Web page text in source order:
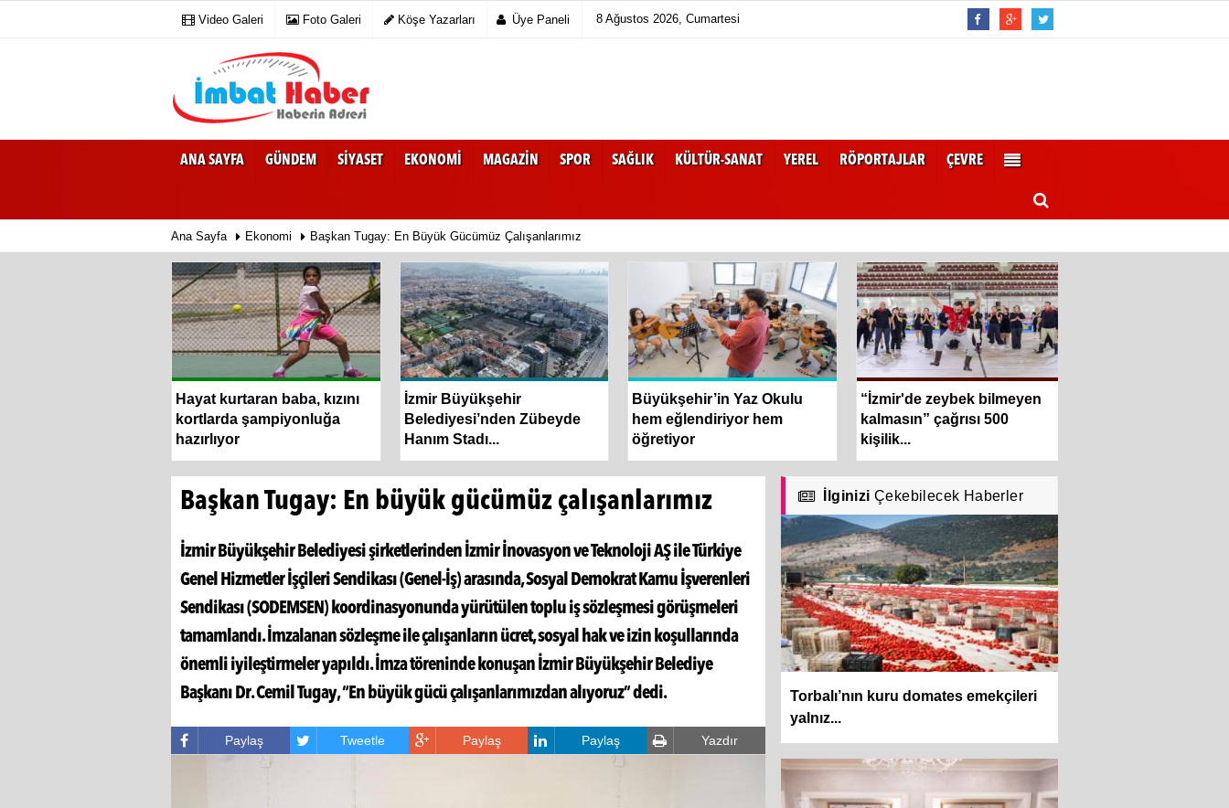
Video Galeri Foto Galeri Köşe Yazarları Üye Paneli 8 Ağustos 2026, Cumartesi
ANA SAYFA GÜNDEM SIYASET EKONOMI MAGAZIN SPOR SAĞLIK KÜLTÜR-SANAT YEREL RÖPORTAJLAR ÇEVRE
Ana Sayfa Ekonomi Başkan Tugay: En Büyük Gücümüz Çalışanlarımız
Hayat kurtaran baba, kızını
kortlarda şampiyonluğa
hazırlıyor
İzmir Büyükşehir
Belediyesi’nden Zübeyde
Hanım Stadı...
Büyükşehir’in Yaz Okulu
hem eğlendiriyor hem
öğretiyor
“İzmir'de zeybek bilmeyen
kalmasın” çağrısı 500
kişilik...
Başkan Tugay: En büyük gücümüz çalışanlarımız
İzmir Büyükşehir Belediyesi şirketlerinden İzmir İnovasyon ve Teknoloji AŞ ile Türkiye
Genel Hizmetler İşçileri Sendikası (Genel-İş) arasında, Sosyal Demokrat Kamu İşverenleri
Sendikası (SODEMSEN) koordinasyonunda yürütülen toplu iş sözleşmesi görüşmeleri
tamamlandı. İmzalanan sözleşme ile çalışanların ücret, sosyal hak ve izin koşullarında
önemli iyileştirmeler yapıldı. İmza töreninde konuşan İzmir Büyükşehir Belediye
Başkanı Dr. Cemil Tugay, “En büyük gücü çalışanlarımızdan alıyoruz” dedi.
Paylaş Tweetle Paylaş Paylaş Yazdır
İlginizi Çekebilecek Haberler
Torbalı’nın kuru domates emekçileri
yalnız...